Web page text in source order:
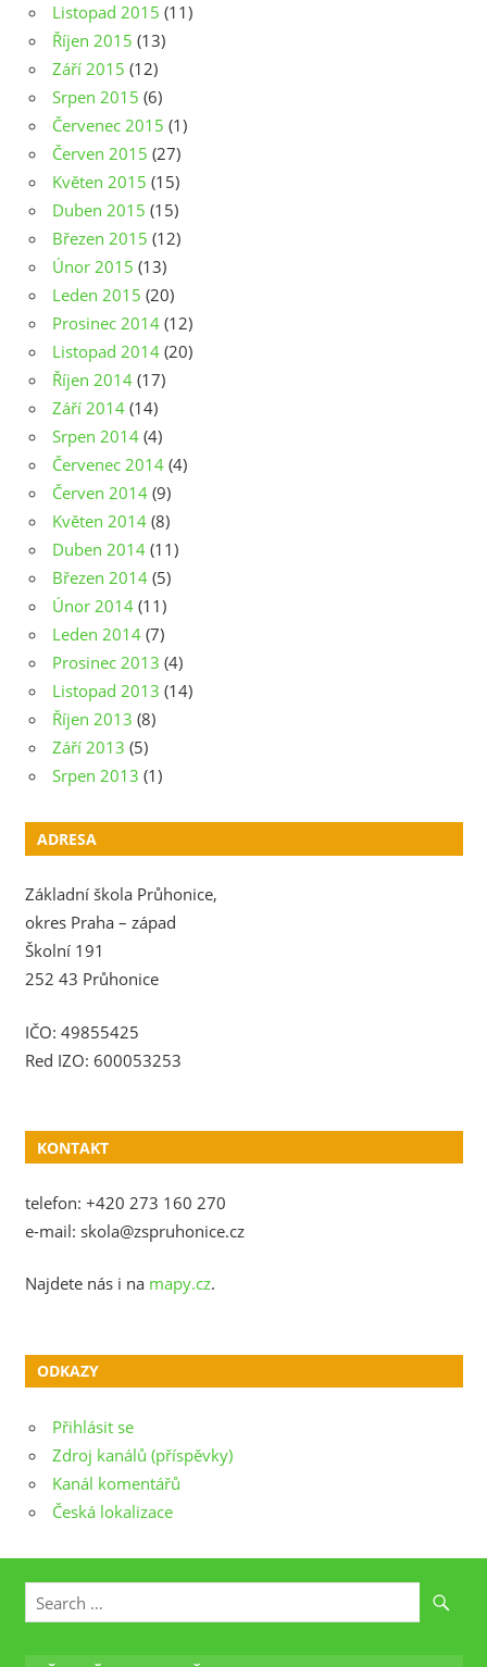
Listopad 2015 (11)
Říjen 2015 (13)
Září 2015 (12)
Srpen 2015 (6)
Červenec 2015 (1)
Červen 2015 (27)
Květen 2015 (15)
Duben 2015 (15)
Březen 2015 (12)
Únor 2015 (13)
Leden 2015 (20)
Prosinec 2014 (12)
Listopad 2014 (20)
Říjen 2014 (17)
Září 2014 (14)
Srpen 2014 (4)
Červenec 2014 (4)
Červen 2014 (9)
Květen 2014 (8)
Duben 2014 (11)
Březen 2014 (5)
Únor 2014 (11)
Leden 2014 (7)
Prosinec 2013 (4)
Listopad 2013 (14)
Říjen 2013 (8)
Září 2013 (5)
Srpen 2013 (1)
ADRESA
Základní škola Průhonice,
okres Praha – západ
Školní 191
252 43 Průhonice
IČO: 49855425
Red IZO: 600053253
KONTAKT
telefon: +420 273 160 270
e-mail: skola@zspruhonice.cz
Najdete nás i na mapy.cz.
ODKAZY
Přihlásit se
Zdroj kanálů (příspěvky)
Kanál komentářů
Česká lokalizace